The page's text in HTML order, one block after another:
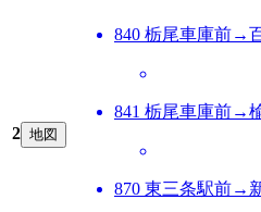
2 地図
840 栃尾車庫前→
841 栃尾車庫前→
870 東三条駅前→